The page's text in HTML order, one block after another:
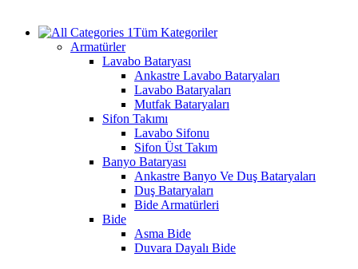
Tüm Kategoriler
Armatürler
Lavabo Bataryası
Ankastre Lavabo Bataryaları
Lavabo Bataryaları
Mutfak Bataryaları
Sifon Takımı
Lavabo Sifonu
Sifon Üst Takım
Banyo Bataryası
Ankastre Banyo Ve Duş Bataryaları
Duş Bataryaları
Bide Armatürleri
Bide
Asma Bide
Duvara Dayalı Bide